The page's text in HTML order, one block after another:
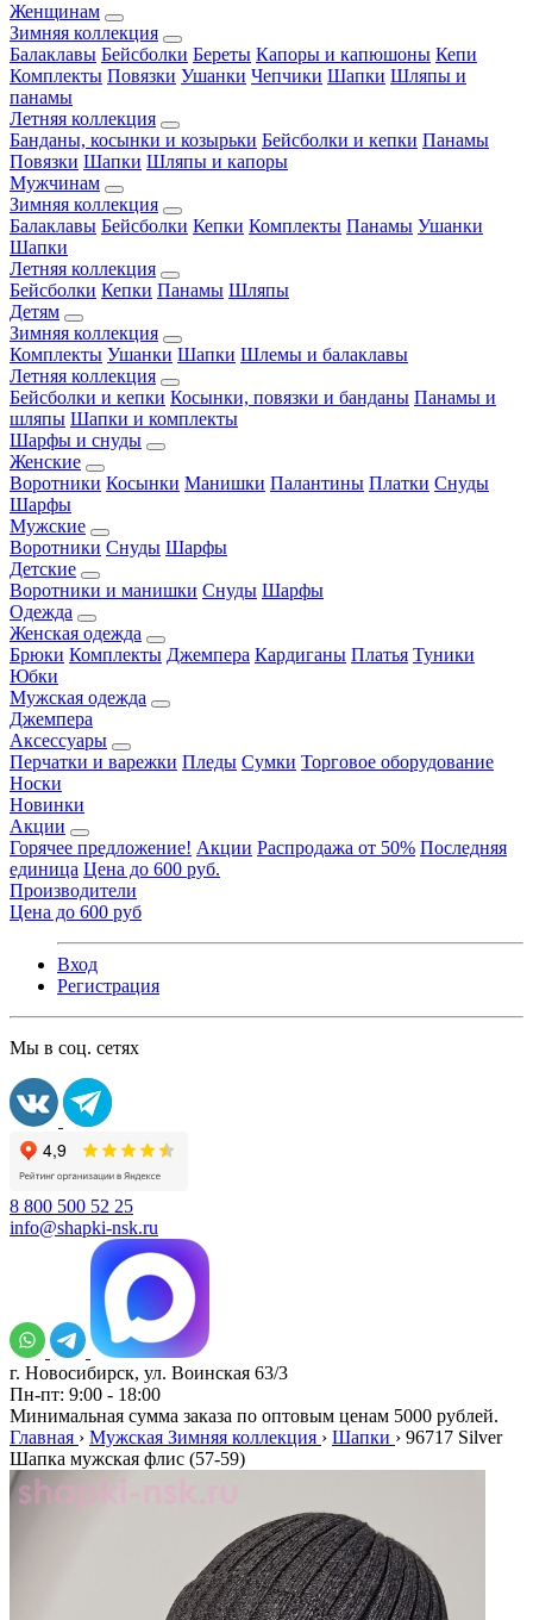
Женщинам
Зимняя коллекция
Балаклавы Бейсболки Береты Капоры и капюшоны Кепи
Комплекты Повязки Ушанки Чепчики Шапки Шляпы и
панамы
Летняя коллекция
Банданы, косынки и козырьки Бейсболки и кепки Панамы
Повязки Шапки Шляпы и капоры
Мужчинам
Зимняя коллекция
Балаклавы Бейсболки Кепки Комплекты Панамы Ушанки
Шапки
Летняя коллекция
Бейсболки Кепки Панамы Шляпы
Детям
Зимняя коллекция
Комплекты Ушанки Шапки Шлемы и балаклавы
Летняя коллекция
Бейсболки и кепки Косынки, повязки и банданы Панамы и
шляпы Шапки и комплекты
Шарфы и снуды
Женские
Воротники Косынки Манишки Палантины Платки Снуды
Шарфы
Мужские
Воротники Снуды Шарфы
Детские
Воротники и манишки Снуды Шарфы
Одежда
Женская одежда
Брюки Комплекты Джемпера Кардиганы Платья Туники
Юбки
Мужская одежда
Джемпера
Аксессуары
Перчатки и варежки Пледы Сумки Торговое оборудование
Носки
Новинки
Акции
Горячее предложение! Акции Распродажа от 50% Последняя
единица Цена до 600 руб.
Производители
Цена до 600 руб
Вход
Регистрация
Мы в соц. сетях
8 800 500 52 25
info@shapki-nsk.ru
г. Новосибирск, ул. Воинская 63/3
Пн-пт: 9:00 - 18:00
Минимальная сумма заказа по оптовым ценам 5000 рублей.
Главная › Мужская Зимняя коллекция › Шапки › 96717 Silver
Шапка мужская флис (57-59)